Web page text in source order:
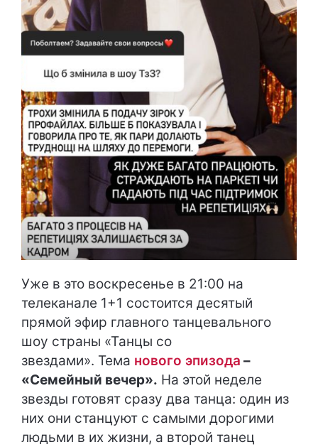
Уже в это воскресенье в 21:00 на
телеканале 1+1 состоится десятый
прямой эфир главного танцевального
шоу страны «Танцы со
звездами». Тема нового эпизода –
«Семейный вечер». На этой неделе
звезды готовят сразу два танца: один из
них они станцуют с самыми дорогими
людьми в их жизни, а второй танец